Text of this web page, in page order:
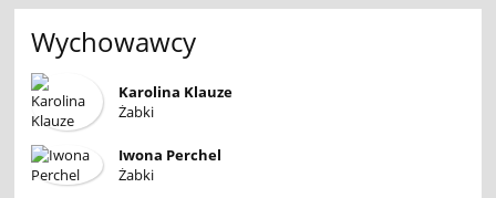
Wychowawcy
Karolina Klauze
Żabki
Iwona Perchel
Żabki